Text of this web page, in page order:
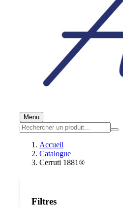
Menu
Accueil
Catalogue
Cerruti 1881®
Filtres